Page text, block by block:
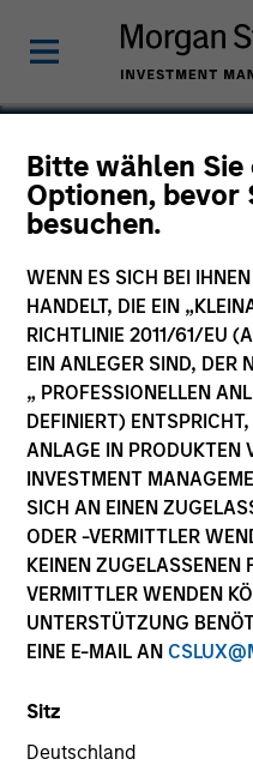
Bitte wählen
Optionen, bevor
besuchen.
WENN ES SICH BEI
HANDELT, DIE EIN
RICHTLINIE 2011/61/EU
EIN ANLEGER SIND, DER
„ PROFESSIONELLEN
DEFINIERT)
ANLAGE IN PRODUKTEN
INVESTMENT
SICH AN EINEN
ODER -VERMITTLER
KEINEN ZUGELASSENEN
VERMITTLER WENDEN
UNTERSTÜTZUNG
EINE E-MAIL AN
Sitz
Deutschland
US Value
Marketingdokument
Kommentar
Wesentliche
(KID)
Ressourcen
Überblick